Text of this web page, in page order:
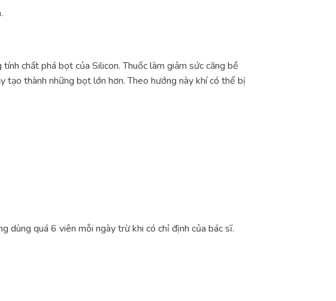
chất phá bọt của Silicon. Thuốc làm giảm sức căng bề
thành những bọt lớn hơn. Theo hướng này khí có thể bị
dùng quá 6 viên mỗi ngày trừ khi có chỉ định của bác sĩ.